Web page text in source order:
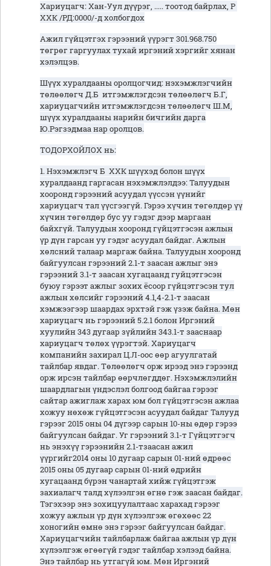
Хариуцагч: Хан-Уул дүүрэг, ..... тоотод байрлах, Р
ХХК /РД:0000/-д холбогдох
Ажил гүйцэтгэх гэрээний үүрэгт 301.968.750
төгрөг гаргуулах тухай иргэний хэргийг хянан
хэлэлцэв.
Шүүх хуралдааны оролцогчид: нэхэмжлэгчийн
төлөөлөгч Д.Б итгэмжлэгдсэн төлөөлөгч Б.Г,
хариуцагчийн итгэмжлэгдсэн төлөөлөгч Ш.М,
шүүх хуралдааны нарийн бичгийн дарга
Ю.Рэгзэдмаа нар оролцов.
ТОДОРХОЙЛОХ нь:
1. Нэхэмжлэгч Б ХХК шүүхэд болон шүүх
хуралдаанд гаргасан нэхэмжлэлдээ: Талуудын
хооронд гэрээний асуудал үүссэн үүнийг
хариуцагч тал үүсгээгүй. Гэрээ хүчин төгөлдөр үү
хүчин төгөлдөр бус уу гэдэг дээр маргаан
байхгүй. Талуудын хооронд гүйцэтгэсэн ажлын
үр дүн гарсан уу гэдэг асуудал байдаг. Ажлын
хөлсний талаар маргаж байна. Талуудын хооронд
байгуулсан гэрээний 2.1-т заасан ажлыг энэ
гэрээний 3.1-т заасан хугацаанд гуйцэтгэсэн
буюу гэрээт ажлыг зохих ёсоор гүйцэтгэсэн тул
ажлын хөлсийг гэрээний 4.1,4-2.1-т заасан
хэмжээгээр шаардах эрхтэй гэж үзэж байна. Мөн
хариуцагч нь гэрээний 5.2.1 болон Иргэний
хуулийн 343 дугаар зүйлийн 343.1-т зааснаар
хариуцагч төлөх үүрэгтэй. Хариуцагч
компанийн захирал Ц.Л-оос өөр агуулгатай
тайлбар явдаг. Төлөөлөгч орж ирээд энэ гэрээнд
орж ирсэн тайлбар өөрчлөгддөг. Нэхэмжлэлийн
шаардлагын үндэслэл болгоод байгаа гэрээг
сайтар ажиглаж харах юм бол гүйцэтгэсэн ажлаа
хожуу нөхөж гүйцэтгэсэн асуудал байдаг Талууд
гэрээг 2015 оны 04 дүгээр сарын 10-ны өдөр гэрээ
байгуулсан байдаг. Уг гэрээний 3.1-т Гүйцэтгэгч
нь энэхүү гэрээнийн 2.1-тзаасан ажил
үүргийг2014 оны 10 дугаар сарын 01-ний өдрөөс
2015 оны 05 дугаар сарын 01-ний өдрийн
хугацаанд бүрэн чанартай хийж гүйцэтгэж
захиалагч талд хүлээлгэн өгнө гэж заасан байдаг.
Тэгэхээр энэ зохицуулалтаас харахад гэрээг
хожуу ажлын үр дүн хүлээлгэж өгөхөөс 22
хоногийн өмнө энэ гэрээг байгуулсан байдаг.
Хариуцагчийн тайлбарлаж байгаа ажлын үр дүн
хүлээлгэж өгөөгүй гэдэг тайлбар хэлээд байна.
Энэ тайлбар нь утгагүй юм. Мөн Иргэний